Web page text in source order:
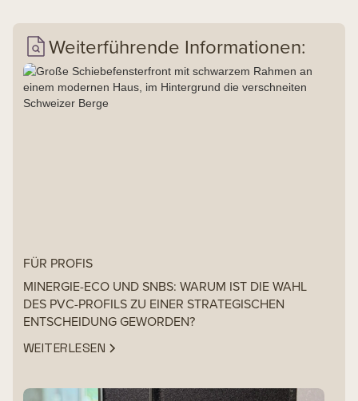
Weiterführende Informationen:
FÜR PROFIS
MINERGIE-ECO UND SNBS: WARUM IST DIE WAHL
DES PVC-PROFILS ZU EINER STRATEGISCHEN
ENTSCHEIDUNG GEWORDEN?
WEITERLESEN